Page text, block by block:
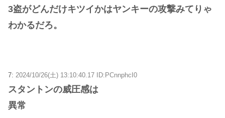
3盗がどんだけキツイかはヤンキーの攻撃みてりゃ
わかるだろ。
7: 2024/10/26(土) 13:10:40.17 ID:PCnnphcI0
スタントンの威圧感は
異常